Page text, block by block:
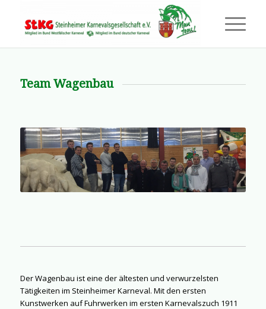
Team Wagenbau
Der Wagenbau ist eine der ältesten und verwurzelsten
Tätigkeiten im Steinheimer Karneval. Mit den ersten
Kunstwerken auf Fuhrwerken im ersten Karnevalszuch 1911